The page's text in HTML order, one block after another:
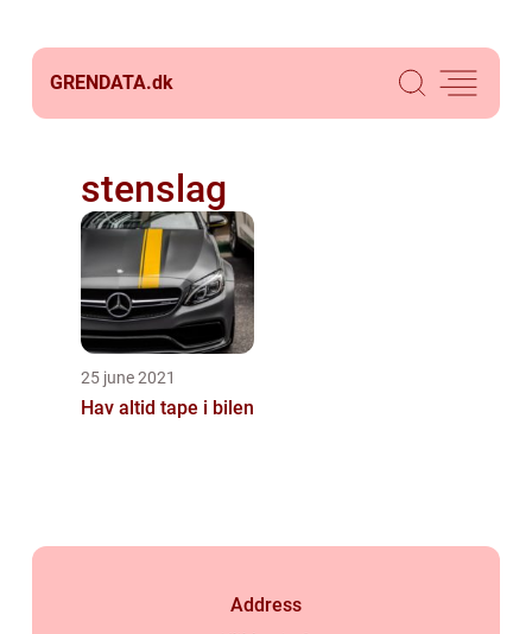
GRENDATA.dk
stenslag
25 june 2021
Hav altid tape i bilen
Address